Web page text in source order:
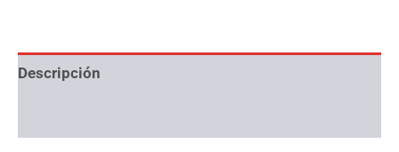
Descripción